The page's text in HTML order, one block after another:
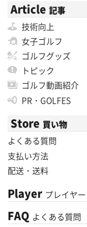
Article 記事
技術向上
女子ゴルフ
ゴルフグッズ
トピック
ゴルフ動画紹介
PR・GOLFES
Store 買い物
よくある質問
支払い方法
配送・送料
Player プレイヤー
FAQ よくある質問